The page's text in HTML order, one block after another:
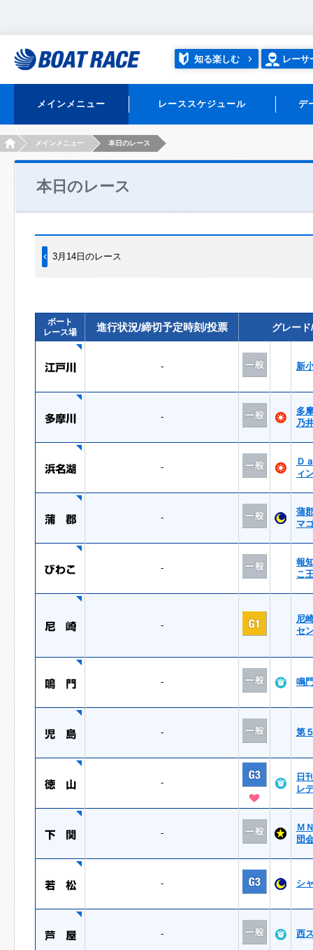
知る楽しむ レーサ
メインメニュー レーススケジュール デ
HOMEメインメニュー 本日のレース
本日のレース
3月14日のレース
ボート
レース場
進行状況/締切予定時刻/投票 グレー
- 新
-
多
乃
-
Ｄ
ィ
-
蒲
マ
-
報
こ
-
尼
セ
- 鳴
- 第
-
日
レ
-
Ｍ
団
- シ
- 西